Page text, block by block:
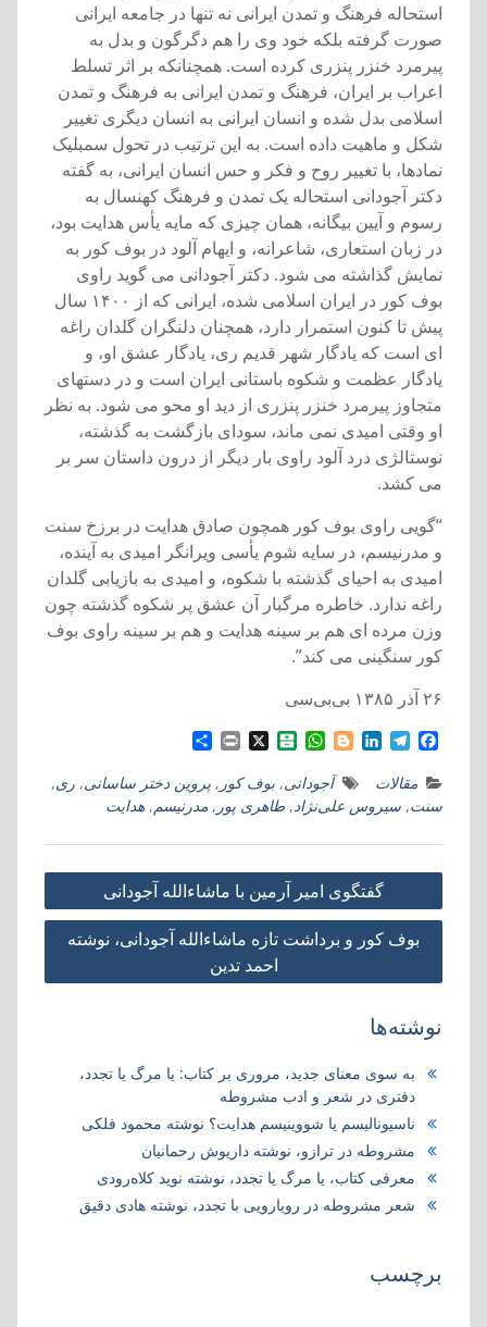
استحاله فرهنگ و تمدن ايرانی نه تنها در جامعه ايرانی
صورت گرفته بلکه خود وی را هم دگرگون و بدل به
پيرمرد خنزر پنزری کرده است. همچنانکه بر اثر تسلط
اعراب بر ايران، فرهنگ و تمدن ايرانی به فرهنگ و تمدن
اسلامی بدل شده و انسان ايرانی به انسان ديگری تغيير
شکل و ماهيت داده است. به اين ترتيب در تحول سمبليک
نمادها، با تغيير روح و فکر و حس انسان ايرانی، به گفته
دکتر آجودانی استحاله يک تمدن و فرهنگ کهنسال به
رسوم و آيين بيگانه، همان چيزی که مايه یأس هدايت بود،
در زبان استعاری، شاعرانه، و ايهام آلود در بوف کور به
نمايش گذاشته می شود. دکتر آجودانی می گويد راوی
بوف کور در ايران اسلامی شده، ايرانی که از ۱۴۰۰ سال
پيش تا کنون استمرار دارد، همچنان دلنگران گلدان راغه
ای است که يادگار شهر قديم ری، يادگار عشق او، و
يادگار عظمت و شکوه باستانی ايران است و در دستهای
متجاوز پيرمرد خنزر پنزری از ديد او محو می شود. به نظر
او وقتی اميدی نمی ماند، سودای بازگشت به گذشته،
نوستالژی درد آلود راوی بار ديگر از درون داستان سر بر
می کشد.
“گويی راوی بوف کور همچون صادق هدايت در برزخ سنت
و مدرنيسم، در سایه شوم یأسی ويرانگر اميدی به آينده،
اميدی به احيای گذشته با شکوه، و اميدی به بازيابی گلدان
راغه ندارد. خاطره مرگبار آن عشق پر شکوه گذشته چون
وزن مرده ای هم بر سينه هدايت و هم بر سينه راوی بوف
کور سنگينی می کند”.
۲۶ آذر ۱۳۸۵ بی‌بی‌سی
F
c
e
b
o
k
T
l
g
r
m
L
n
e
d
n
B
o
g
g
e
W
a
t
s
A
p
B
l
a
t
a
i
n
X
P
n
t
S
a
r
e
مقالات آجودانی, بوف کور , پروين دختر ساسانی, ری,
سنت, سیروس علی‌نژاد, طاهری پور , مدرنيسم, هدایت
راهبری
نوشته
گفتگوی امير آرمين با ماشاءالله آجودانی
بوف کور و برداشت تازه ماشاءالله آجودانی، نوشته
احمد تدین
نوشته‌ها
به سوی معنای جدید، مروری بر کتاب:‌ یا مرگ یا تجدد،
دفتری در شعر و ادب مشروطه
ناسیونالیسم یا شووینیسم هدایت؟ نوشته محمود فلکی
مشروطه در ترازو، نوشته داریوش رحمانیان
معرفی کتاب، یا مرگ یا تجدد، نوشته نوید کلاه‌رودی
شعر مشروطه در رویارویی با تجدد، نوشته هادی دقیق
برچسب